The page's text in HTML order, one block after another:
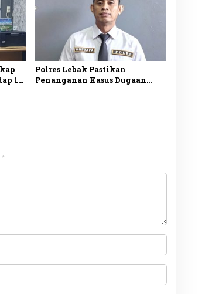
10
Polres Lebak Pastikan
Penanganan Kasus Dugaan
*